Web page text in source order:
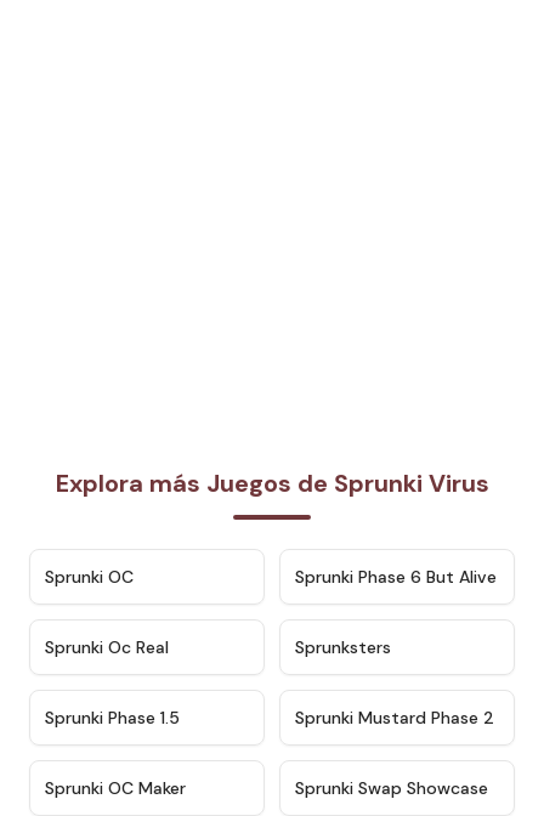
Explora más Juegos de Sprunki Virus
Sprunki OC ★ 4.9
Sprunki Phase 6 But Alive
Sprunki Oc Real Sprunksters
Sprunki Phase 1.5 ★ 4.4
Sprunki Mustard Phase 2
Sprunki OC Maker ★ 4.6
Sprunki Swap Showcase